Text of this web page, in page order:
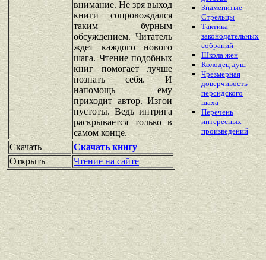
внимание. Не зря выход
книги сопровождался
таким бурным
обсуждением. Читатель
ждет каждого нового
шага. Чтение подобных
книг помогает лучше
познать себя. И
напомощь ему
приходит автор. Изгои
пустоты. Ведь интрига
раскрывается только в
самом конце.
Скачать
Скачать книгу
Открыть
Чтение на сайте
Знаменитые
Стрельцы
Тактика
законодательных
собраний
Школа жен
Колодец душ
Чрезмерная
доверчивость
персидского
шаха
Перечень
интересных
произведений